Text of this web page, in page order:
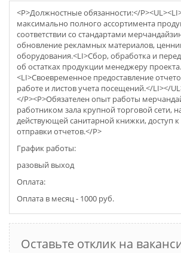
<P>Должностные обязанности:</
максимально полного ассортимента
соответствии со стандартами
обновление рекламных материалов,
оборудования.<LI>Сбор, обработка и
об остатках продукции менеджеру проекта.
<LI>Своевременное предоставление
работе и листов учета посещений.</LI></
</P><P>Обязателен опыт работы
работником зала крупной торговой сети,
действующей санитарной книжки, доступ к
отправки отчетов.</P>
График работы:
разовый выход
Оплата:
Оплата в месяц - 1000 руб.
Оставьте отклик на